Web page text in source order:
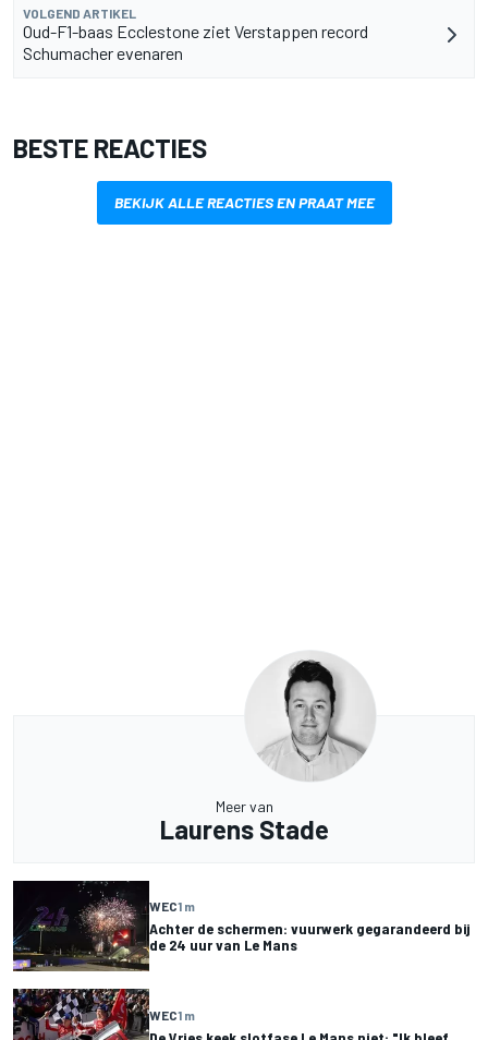
VOLGEND ARTIKEL
Oud-F1-baas Ecclestone ziet Verstappen record
Schumacher evenaren
BESTE REACTIES
BEKIJK ALLE REACTIES EN PRAAT MEE
Meer van
Laurens Stade
WEC1 m
Achter de schermen: vuurwerk gegarandeerd bij
de 24 uur van Le Mans
WEC1 m